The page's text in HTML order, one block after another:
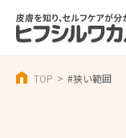
TOP #狭い範囲